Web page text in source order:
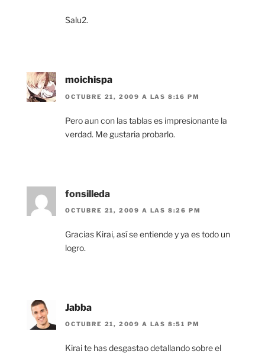
Salu2.
moichispa
OCTUBRE 21, 2009 A LAS 8:16 PM
Pero aun con las tablas es impresionante la
verdad. Me gustaria probarlo.
fonsilleda
OCTUBRE 21, 2009 A LAS 8:26 PM
Gracias Kirai, así se entiende y ya es todo un
logro.
Jabba
OCTUBRE 21, 2009 A LAS 8:51 PM
Kirai te has desgastao detallando sobre el